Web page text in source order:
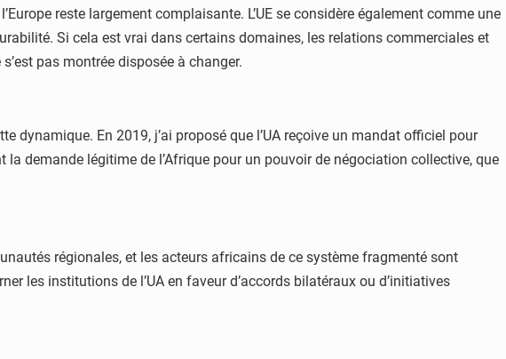
reste largement complaisante. L’UE se considère également comme une
Si cela est vrai dans certains domaines, les relations commerciales et
pas montrée disposée à changer.
dynamique. En 2019, j’ai proposé que l’UA reçoive un mandat officiel pour
la demande légitime de l’Afrique pour un pouvoir de négociation collective, que
régionales, et les acteurs africains de ce système fragmenté sont
les institutions de l’UA en faveur d’accords bilatéraux ou d’initiatives